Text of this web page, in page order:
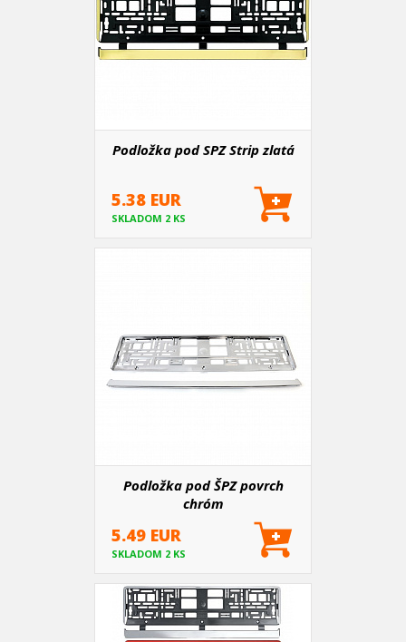
Podložka pod SPZ Strip zlatá
5.38 EUR
SKLADOM 2 KS
Podložka pod ŠPZ povrch
chróm
5.49 EUR
SKLADOM 2 KS